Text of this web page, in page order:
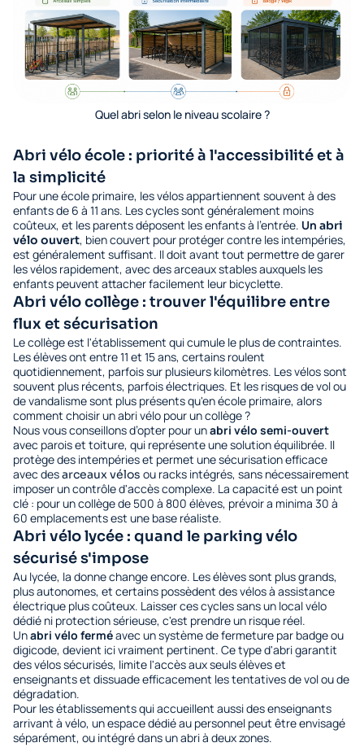
Quel abri selon le niveau scolaire ?
Abri vélo école : priorité à l'accessibilité et à
la simplicité
Pour une école primaire, les vélos appartiennent souvent à des
enfants de 6 à 11 ans. Les cycles sont généralement moins
coûteux, et les parents déposent les enfants à l'entrée. Un abri
vélo ouvert, bien couvert pour protéger contre les intempéries,
est généralement suffisant. Il doit avant tout permettre de garer
les vélos rapidement, avec des arceaux stables auxquels les
enfants peuvent attacher facilement leur bicyclette.
Abri vélo collège : trouver l'équilibre entre
flux et sécurisation
Le collège est l'établissement qui cumule le plus de contraintes.
Les élèves ont entre 11 et 15 ans, certains roulent
quotidiennement, parfois sur plusieurs kilomètres. Les vélos sont
souvent plus récents, parfois électriques. Et les risques de vol ou
de vandalisme sont plus présents qu'en école primaire, alors
comment choisir un abri vélo pour un collège ?
Nous vous conseillons d’opter pour unabri vélo semi-ouvert
avec parois et toiture, qui représente une solution équilibrée. Il
protège des intempéries et permet une sécurisation efficace
avec desarceaux vélos ou racks intégrés, sans nécessairement
imposer un contrôle d'accès complexe. La capacité est un point
clé : pour un collège de 500 à 800 élèves, prévoir a minima 30 à
60 emplacements est une base réaliste.
Abri vélo lycée : quand le parking vélo
sécurisé s'impose
Au lycée, la donne change encore. Les élèves sont plus grands,
plus autonomes, et certains possèdent des vélos à assistance
électrique plus coûteux. Laisser ces cycles sans un local vélo
dédié ni protection sérieuse, c'est prendre un risque réel.
Unabri vélo ferméavec un système de fermeture par badge ou
digicode, devient ici vraiment pertinent. Ce type d'abri garantit
des vélos sécurisés, limite l'accès aux seuls élèves et
enseignants et dissuade efficacement les tentatives de vol ou de
dégradation.
Pour les établissements qui accueillent aussi des enseignants
arrivant à vélo, un espace dédié au personnel peut être envisagé
séparément, ou intégré dans un abri à deux zones.